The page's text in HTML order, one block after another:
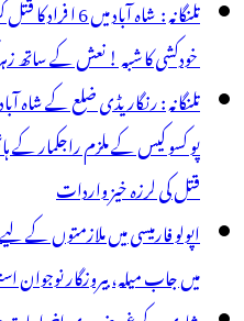
تلنگانہ : شاہ
خودکشی کا شبہ ! نعش کے ساتھ
تلنگانہ : رنگاریڈی ضلع کے شاہ
قتل کی لرزہ خیز واردات
میں جاب میلہ، بیروزگار نوجوان